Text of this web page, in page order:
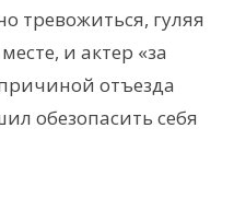
тревожиться, гуляя
и актер «за
отъезда
обезопасить себя